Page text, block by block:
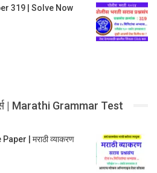
319 | Solve Now
| Marathi Grammar Test
| मराठी व्याकरण